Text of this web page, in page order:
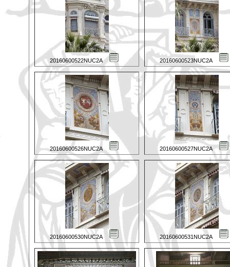
20160600522NUC2A 20160600523NUC2A
20160600526NUC2A 20160600527NUC2A
20160600530NUC2A 20160600531NUC2A